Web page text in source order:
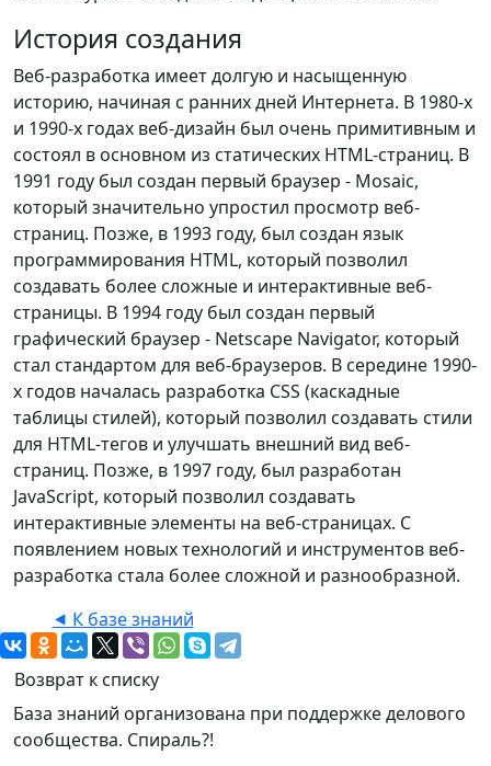
История создания
Веб-разработка имеет долгую и насыщенную
историю, начиная с ранних дней Интернета. В 1980-х
и 1990-х годах веб-дизайн был очень примитивным и
состоял в основном из статических HTML-страниц. В
1991 году был создан первый браузер - Mosaic,
который значительно упростил просмотр веб-
страниц. Позже, в 1993 году, был создан язык
программирования HTML, который позволил
создавать более сложные и интерактивные веб-
страницы. В 1994 году был создан первый
графический браузер - Netscape Navigator, который
стал стандартом для веб-браузеров. В середине 1990-
х годов началась разработка CSS (каскадные
таблицы стилей), который позволил создавать стили
для HTML-тегов и улучшать внешний вид веб-
страниц. Позже, в 1997 году, был разработан
JavaScript, который позволил создавать
интерактивные элементы на веб-страницах. С
появлением новых технологий и инструментов веб-
разработка стала более сложной и разнообразной.
⯇ К базе знаний
Возврат к списку
База знаний организована при поддержке делового
сообщества. Спираль?!